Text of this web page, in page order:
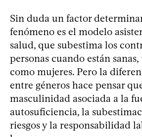
Sin duda un factor
fenómeno es el modelo
salud, que subestima los
personas cuando están
como mujeres. Pero la
entre géneros hace pensar
masculinidad asociada a la
autosuficiencia, la
riesgos y la responsabilidad